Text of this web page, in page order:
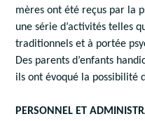
mères ont été reçus par la
une série d’activités telles
traditionnels et à portée
Des parents d’enfants
ils ont évoqué la possibilité
PERSONNEL ET